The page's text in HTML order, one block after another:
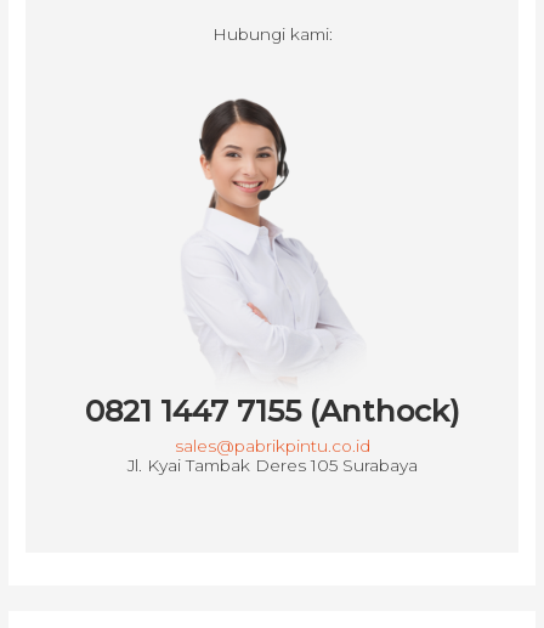
Hubungi kami:
0821 1447 7155 (Anthock)
sales@pabrikpintu.co.id
Jl. Kyai Tambak Deres 105 Surabaya